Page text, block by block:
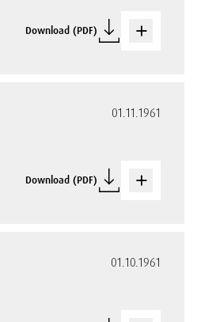
Download (PDF)
01.11.1961
Download (PDF)
01.10.1961